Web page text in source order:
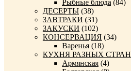
Рыбные блюда (84)
ДЕСЕРТЫ (38)
ЗАВТРАКИ (31)
ЗАКУСКИ (102)
КОНСЕРВАЦИЯ (34)
Варенья (18)
КУХНЯ РАЗНЫХ СТРАН
Армянская (4)